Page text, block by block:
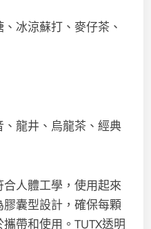
冰涼蘇打、麥仔茶、
龍井、烏龍茶、經典
人體工學，使用起來
囊型設計，確保每顆
帶和使用。TUTX透明